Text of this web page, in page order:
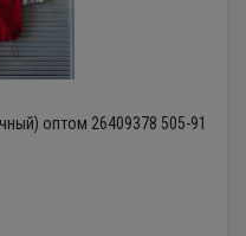
оптом 26409378 505-91